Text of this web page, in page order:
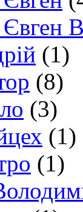
(1)
(8)
(3)
(1)
(1)